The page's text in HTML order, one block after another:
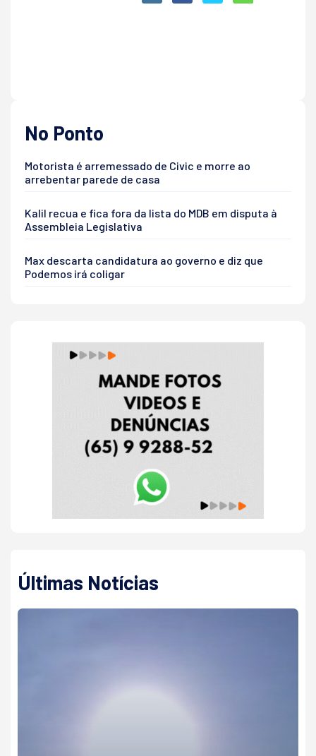
No Ponto
Motorista é arremessado de Civic e morre ao
arrebentar parede de casa
Kalil recua e fica fora da lista do MDB em disputa à
Assembleia Legislativa
Max descarta candidatura ao governo e diz que
Podemos irá coligar
Últimas Notícias